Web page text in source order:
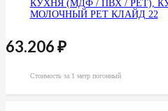
КУХНЯ (МДФ / ПВХ / PET),
МОЛОЧНЫЙ PET КЛАЙД 22
63.206₽
Стоимость за 1 метр погонный